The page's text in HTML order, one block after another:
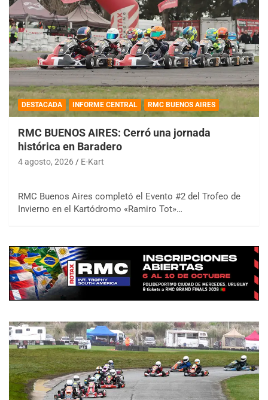
DESTACADA INFORME CENTRAL RMC BUENOS AIRES
RMC BUENOS AIRES: Cerró una jornada
histórica en Baradero
4 agosto, 2026 E-Kart
RMC Buenos Aires completó el Evento #2 del Trofeo de
Invierno en el Kartódromo «Ramiro Tot»…